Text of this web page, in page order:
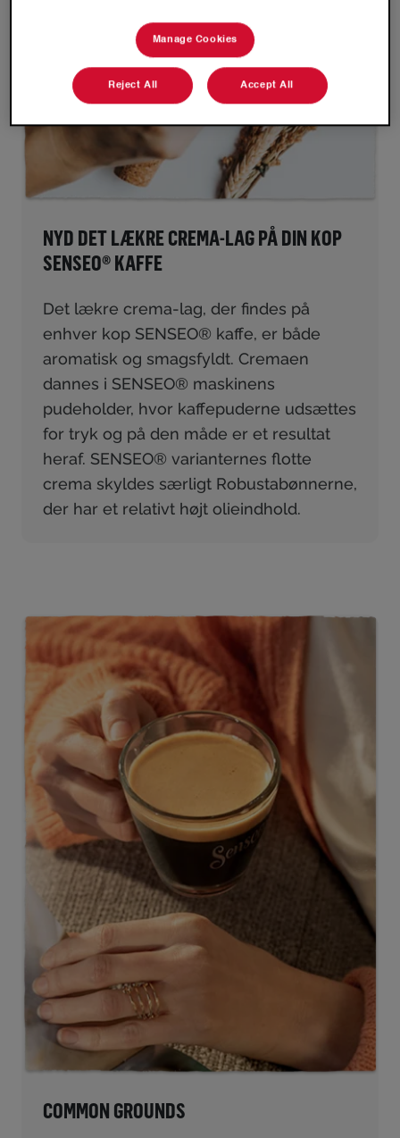
NYD DET LÆKRE CREMA-LAG PÅ DIN KOP
SENSEO® KAFFE
Det lækre crema-lag, der findes på
enhver kop SENSEO® kaffe, er både
aromatisk og smagsfyldt. Cremaen
dannes i SENSEO® maskinens
pudeholder, hvor kaffepuderne udsættes
for tryk og på den måde er et resultat
heraf. SENSEO® varianternes flotte
crema skyldes særligt Robustabønnerne,
der har et relativt højt olieindhold.
COMMON GROUNDS
Manage Cookies
Reject All Accept All